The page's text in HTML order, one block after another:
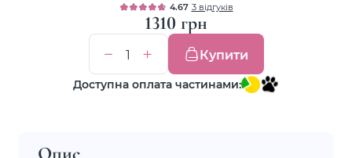
4.67 3 відгуків
1310 грн
Купити
Доступна оплата частинами: